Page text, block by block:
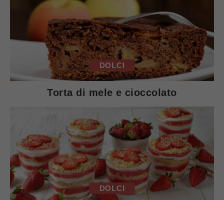
DOLCI
Torta di mele e cioccolato
DOLCI